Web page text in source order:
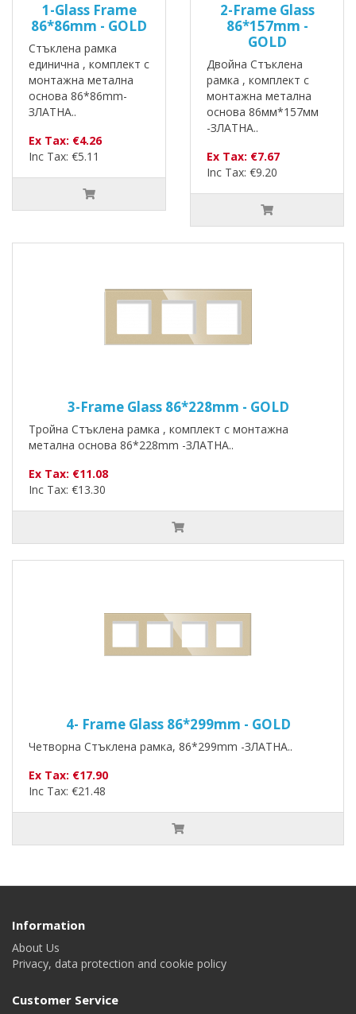
1-Glass Frame
86*86mm - GOLD
Стъклена рамка
единична , комплект с
монтажна метална
основа 86*86mm-
ЗЛАТНА..
Ex Tax: €4.26
Inc Tax: €5.11
2-Frame Glass
86*157mm -
GOLD
Двойна Стъклена
рамка , комплект с
монтажна метална
основа 86мм*157мм
-ЗЛАТНА..
Ex Tax: €7.67
Inc Tax: €9.20
3-Frame Glass 86*228mm - GOLD
Тройна Стъклена рамка , комплект с монтажна
метална основа 86*228mm -ЗЛАТНА..
Ex Tax: €11.08
Inc Tax: €13.30
4- Frame Glass 86*299mm - GOLD
Четворна Стъклена рамка, 86*299mm -ЗЛАТНА..
Ex Tax: €17.90
Inc Tax: €21.48
Information
About Us
Privacy, data protection and cookie policy
Customer Service